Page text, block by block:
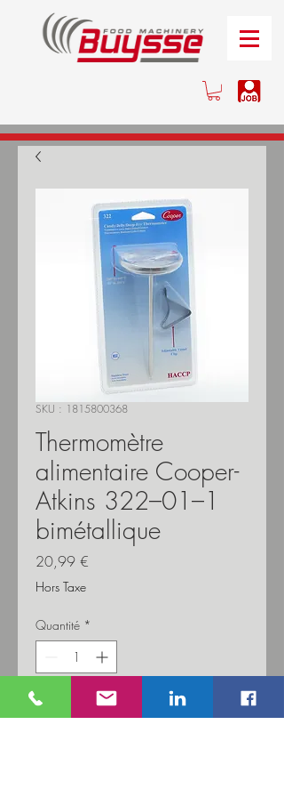
SKU : 1815800368
Thermomètre
alimentaire Cooper-
Atkins 322–01–1
bimétallique
20,99 €
Hors Taxe
Quantité *
Ajouter au panier